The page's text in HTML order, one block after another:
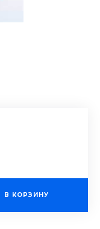
В КОРЗИНУ